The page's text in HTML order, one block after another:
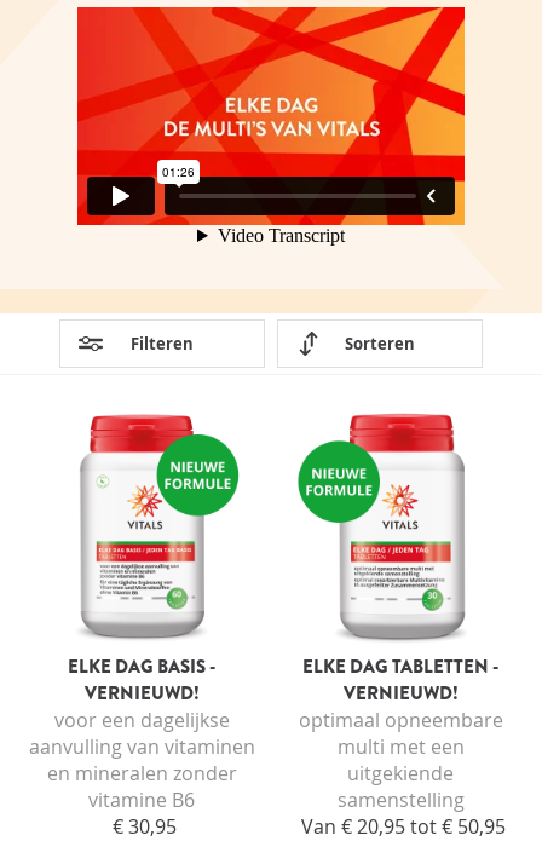
Filteren Sorteren
ELKE DAG BASIS -
VERNIEUWD!
voor een dagelijkse
aanvulling van vitaminen
en mineralen zonder
vitamine B6
€ 30,95
ELKE DAG TABLETTEN -
VERNIEUWD!
optimaal opneembare
multi met een
uitgekiende
samenstelling
Van € 20,95 tot € 50,95